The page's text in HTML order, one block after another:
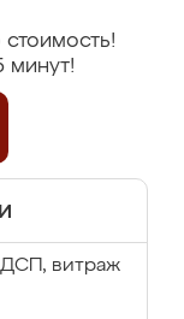
минут!
витраж